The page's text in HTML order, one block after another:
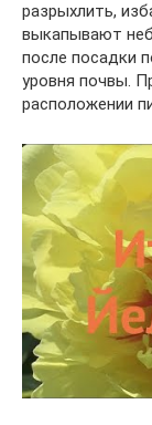
разрыхлить,
выкапывают
после посадки
уровня почвы.
расположении